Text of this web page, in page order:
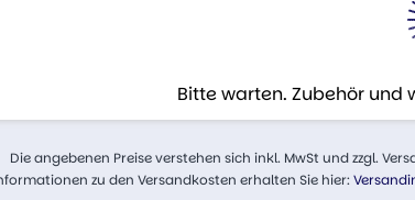
Bitte warten. Zubehör und
Die angebenen Preise verstehen sich inkl. MwSt und zzgl.
zu den Versandkosten erhalten Sie hier: